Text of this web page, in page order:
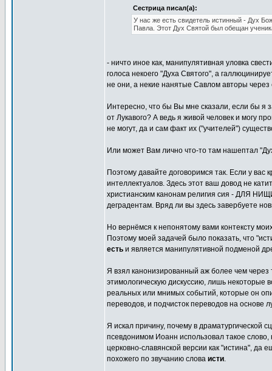
Сестрица писал(а):
У нас же есть свидетель истинный - Дух
Павла. Этот Дух Святой был обещан
- ничто иное как, манипулятивная уловка
голоса некоего "Духа Святого", а
не они, а некие нанятые Савлом авторы
Интересно, что бы Вы мне сказали, если бы я
от Лукавого? А ведь я живой человек и могу
не могут, да и сам факт их ("учителей")
Или может Вам лично что-то там нашептал
Поэтому давайте договоримся так. Если у вас
интеллектуалов. Здесь этот ваш довод не
христианским канонам религия сия - ДЛЯ
деградентам. Вряд ли вы здесь завербуете
Но вернёмся к непонятому вами контексту
Поэтому моей задачей было показать, что
есть и является манипулятивной подменой
Я взял канонизированный аж более чем
этимологическую дискуссию, лишь
реальных или мнимых событий, которые он
переводов, и подчисток переводов на основе
Я искал причину, почему в драматургической
псевдонимом Иоанн использовал такое слово,
церковно-славянской версии как "истина", да
похожего по звучанию слова исти.